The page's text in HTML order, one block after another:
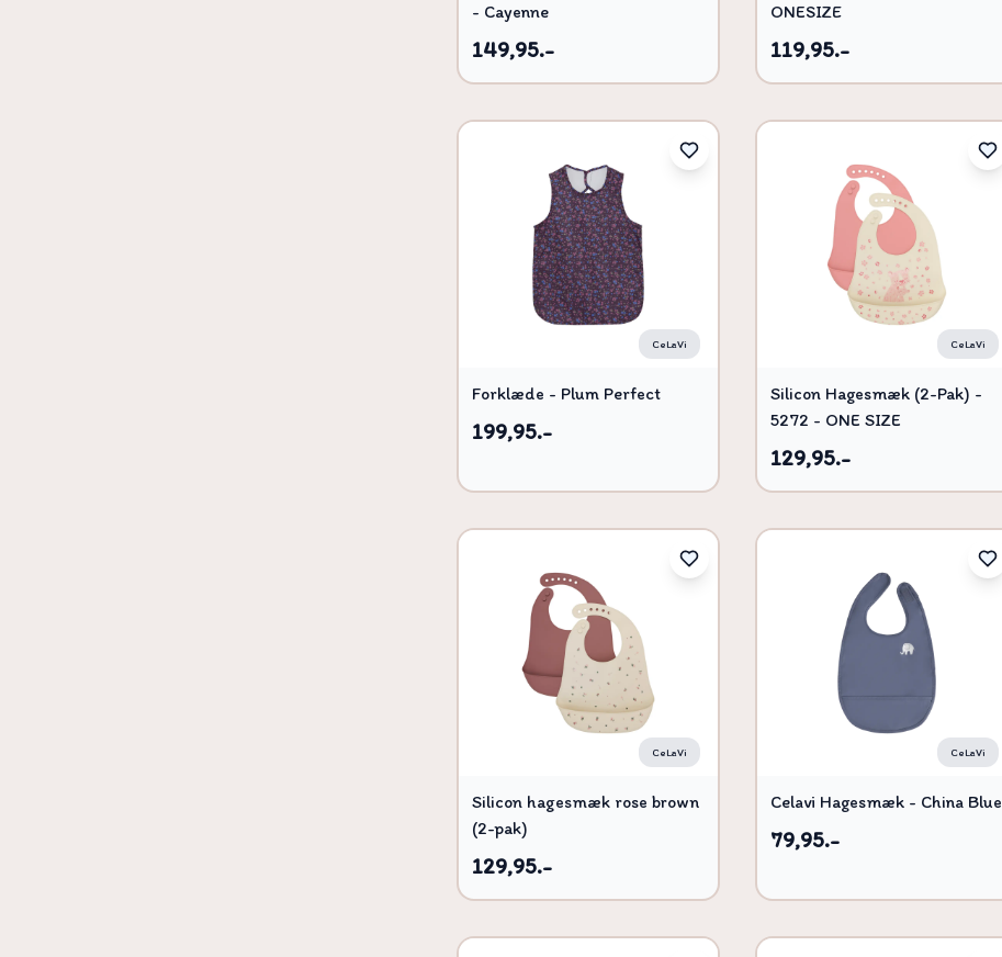
- Cayenne
149,95.-
ONESIZE
119,95.-
CeLaVi
Forklæde - Plum Perfect
199,95.-
CeLaVi
Silicon Hagesmæk (2-Pak) -
5272 - ONE SIZE
129,95.-
CeLaVi
Silicon hagesmæk rose brown
(2-pak)
129,95.-
CeLaVi
Celavi Hagesmæk - China Blue
79,95.-